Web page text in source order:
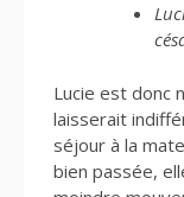
Lucie est donc
laisserait
séjour à la
bien passée,